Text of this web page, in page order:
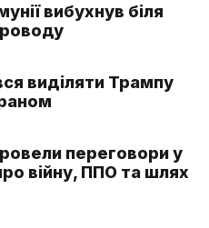
вибухнув біля
виділяти Трампу
переговори у
війну, ППО та шлях